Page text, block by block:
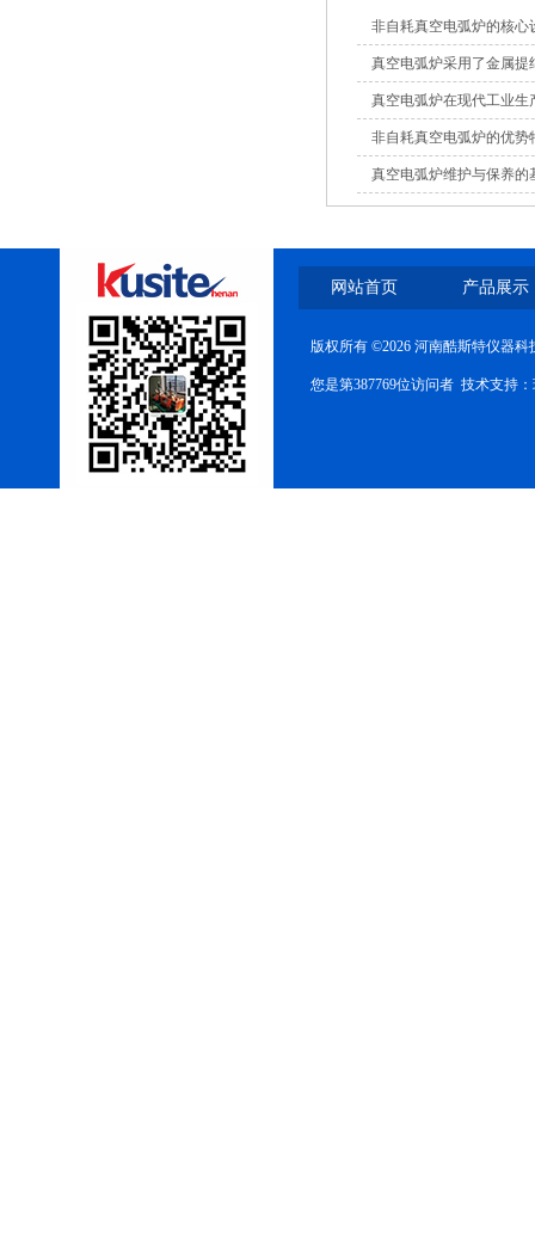
非自耗真空电弧炉的核
真空电弧炉采用了金属提
真空电弧炉在现代工业
非自耗真空电弧炉的优势
真空电弧炉维护与保养的
网站首页 产品展示
版权所有 ©2026 河南酷斯特仪器
您是第387769位访问者 技术支持：